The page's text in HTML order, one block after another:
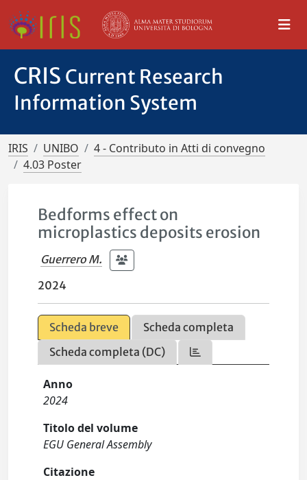
CRIS Current Research
Information System
IRIS UNIBO
4 - Contributo in Atti di convegno
4.03 Poster
Bedforms effect on
microplastics deposits erosion
Guerrero M.
2024
Scheda breve
Scheda completa
Scheda completa (DC)
Anno
2024
Titolo del volume
EGU General Assembly
Citazione